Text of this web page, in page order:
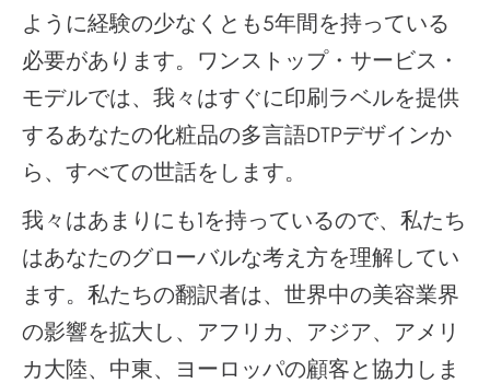
ように経験の少なくとも5年間を持っている
必要があります。ワンストップ・サービス・
モデルでは、我々はすぐに印刷ラベルを提供
するあなたの化粧品の多言語DTPデザインか
ら、すべての世話をします。
我々はあまりにも1を持っているので、私たち
はあなたのグローバルな考え方を理解してい
ます。私たちの翻訳者は、世界中の美容業界
の影響を拡大し、アフリカ、アジア、アメリ
カ大陸、中東、ヨーロッパの顧客と協力しま